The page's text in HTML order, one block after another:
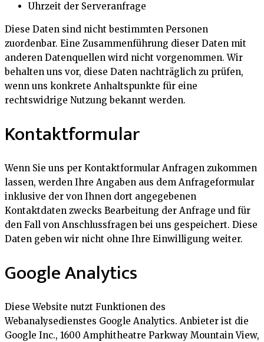
Uhrzeit der Serveranfrage
Diese Daten sind nicht bestimmten Personen
zuordenbar. Eine Zusammenführung dieser Daten mit
anderen Datenquellen wird nicht vorgenommen. Wir
behalten uns vor, diese Daten nachträglich zu prüfen,
wenn uns konkrete Anhaltspunkte für eine
rechtswidrige Nutzung bekannt werden.
Kontaktformular
Wenn Sie uns per Kontaktformular Anfragen zukommen
lassen, werden Ihre Angaben aus dem Anfrageformular
inklusive der von Ihnen dort angegebenen
Kontaktdaten zwecks Bearbeitung der Anfrage und für
den Fall von Anschlussfragen bei uns gespeichert. Diese
Daten geben wir nicht ohne Ihre Einwilligung weiter.
Google Analytics
Diese Website nutzt Funktionen des
Webanalysedienstes Google Analytics. Anbieter ist die
Google Inc., 1600 Amphitheatre Parkway Mountain View,